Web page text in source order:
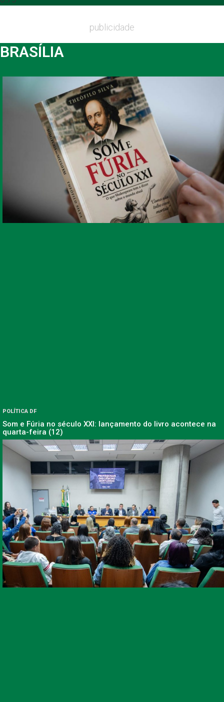
publicidade
BRASÍLIA
POLÍTICA DF
Som e Fúria no século XXI: lançamento do livro acontece na
quarta-feira (12)